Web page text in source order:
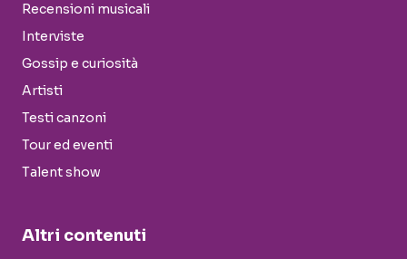
Recensioni musicali
Interviste
Gossip e curiosità
Artisti
Testi canzoni
Tour ed eventi
Talent show
Altri contenuti